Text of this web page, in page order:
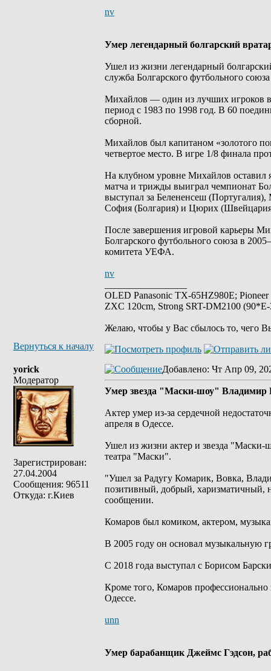
nv
Умер легендарный болгарский
Ушел из жизни легендарный
служба Болгарского футбольного
Михайлов — один из лучших игроков
период с 1983 по 1998 год. В 60
сборной.
Михайлов был капитаном «золотого
четвертое место. В игре 1/8 финала
На клубном уровне Михайлов оставил
матча и трижды выиграл чемпионат
выступал за Белененсеш
София (Болгария) и Цюрих
После завершения игровой карьеры
Болгарского футбольного союза в
комитета УЕФА.
nv
OLED Panasonic TX-65HZ980E;
ZXC 120cm, Strong SRT-DM2100
Желаю, чтобы у Вас сбылось то, чего
Вернуться к началу
yorick
Модератор
Зарегистрирован:
27.04.2004
Сообщения: 96511
Откуда: г.Киев
Добавлено: Чт Апр 09,
Умер звезда "Маски-шоу" Владимир
Актер умер из-за сердечной
апреля в Одессе.
Ушел из жизни актер и звезда "Маски-
театра "Маски".
"Ушел за Радугу Комарик, Вовка,
позитивный, добрый, харизматичный,
сообщении.
Комаров был комиком, актером,
В 2005 году он основал музыкальную
С 2018 года выступал с Борисом
Кроме того, Комаров
Одессе.
unn
Умер барабанщик Джеймс Гэдсон,